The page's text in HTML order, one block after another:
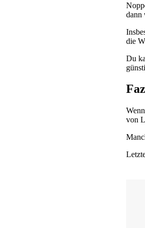
dann
die
Du
von